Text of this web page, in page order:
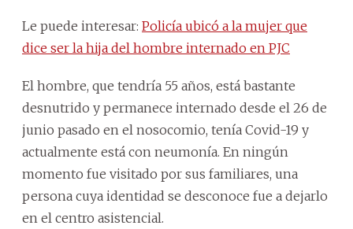
Le puede interesar: Policía ubicó a la mujer que
dice ser la hija del hombre internado en PJC
El hombre, que tendría 55 años, está bastante
desnutrido y permanece internado desde el 26 de
junio pasado en el nosocomio, tenía Covid-19 y
actualmente está con neumonía. En ningún
momento fue visitado por sus familiares, una
persona cuya identidad se desconoce fue a dejarlo
en el centro asistencial.